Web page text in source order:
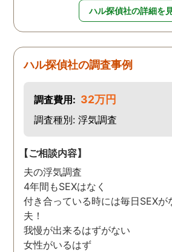
ハル探偵社の詳細を
ハル探偵社の調査事例
調査費用: 32万円
調査種別: 浮気調査
【ご相談内容】
夫の浮気調査
4年間もSEXはなく
付き合っている時には毎日SEXが
夫！
我慢が出来るはずがない
女性がいるはず